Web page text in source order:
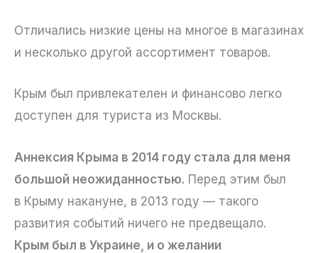
Отличались низкие цены на многое в магазинах
и несколько другой ассортимент товаров.
Крым был привлекателен и финансово легко
доступен для туриста из Москвы.
Аннексия Крыма в 2014 году стала для меня
большой неожиданностью. Перед этим был
в Крыму накануне, в 2013 году — такого
развития событий ничего не предвещало.
Крым был в Украине, и о желании